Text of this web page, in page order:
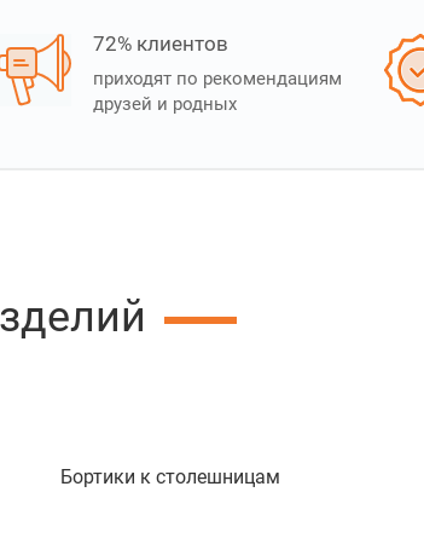
72% клиентов
приходят по рекомендациям
друзей и родных
Бортики к столешницам